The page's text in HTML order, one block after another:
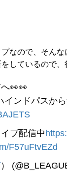
プなので、そん
しているので
👀👀
インドパスか
ブ配信中
F57uFtvEZd
）